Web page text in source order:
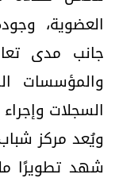
العضوية،
جانب مدى
والمؤسسات
السجلات
ويُعد مركز
شهد تطويرًا